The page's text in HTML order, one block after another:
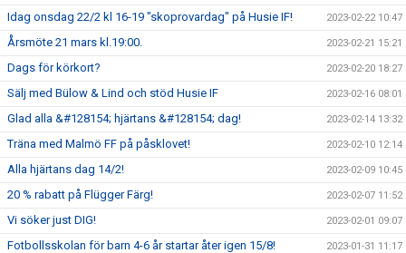
Idag onsdag 22/2 kl 16-19 "skoprovardag" på Husie IF! 2023-02-22 10:47
Årsmöte 21 mars kl.19:00. 2023-02-21 15:21
Dags för körkort? 2023-02-20 18:27
Sälj med Bülow & Lind och stöd Husie IF 2023-02-16 08:01
Glad alla &#128154; hjärtans &#128154; dag! 2023-02-14 13:32
Träna med Malmö FF på påsklovet! 2023-02-10 12:14
Alla hjärtans dag 14/2! 2023-02-09 10:45
20 % rabatt på Flügger Färg! 2023-02-07 11:52
Vi söker just DIG! 2023-02-01 09:07
Fotbollsskolan för barn 4-6 år startar åter igen 15/8! 2023-01-31 11:17